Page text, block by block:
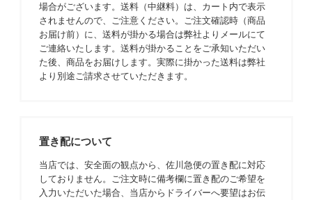
場合がございます。送料（中継料）は、カート内で表示
されませんので、ご注意ください。ご注文確認時（商品
お届け前）に、送料が掛かる場合は弊社よりメールにて
ご連絡いたします。送料が掛かることをご承知いただい
た後、商品をお届けします。実際に掛かった送料は弊社
より別途ご請求させていただきます。
置き配について
当店では、安全面の観点から、佐川急便の置き配に対応
しておりません。ご注文時に備考欄に置き配のご希望を
入力いただいた場合、当店からドライバーへ要望はお伝